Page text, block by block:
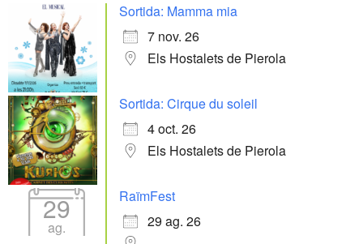
Sortida: Mamma mia
7 nov. 26
Els Hostalets de Pierola
Sortida: Cirque du soleil
4 oct. 26
Els Hostalets de Pierola
29
ag.
RaïmFest
29 ag. 26